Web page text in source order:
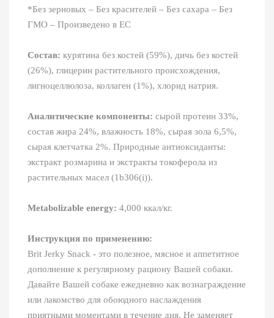
*Без зерновых – Без красителей – Без сахара – Без
ГМО – Произведено в ЕС
Состав: курятина без костей (59%), дичь без костей
(26%), глицерин растительного происхождения,
лигноцеллюлоза, коллаген (1%), хлорид натрия.
Аналитические компоненты: сырой протеин 33%,
состав жира 24%, влажность 18%, сырая зола 6,5%,
сырая клетчатка 2%. Природные антиоксиданты:
экстракт розмарина и экстракты токоферола из
растительных масел (1b306(i)).
Metabolizable energy: 4,000 ккал/кг.
Инструкция по применению:
Brit Jerky Snack - это полезное, мясное и аппетитное
дополнение к регулярному рациону Вашей собаки.
Давайте Вашей собаке ежедневно как вознаграждение
или лакомство для обоюдного наслаждения
приятными моментами в течение дня. Не заменяет